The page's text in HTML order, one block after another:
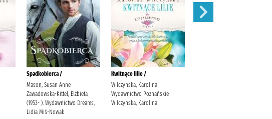
Spadkobierca /
Mason, Susan Anne
Zawadowska-Kittel, Elżbieta
(1953- ). Wydawnictwo Dreams,
Lidia Miś-Nowak
Kwitnące lilie /
Wilczyńska, Karolina
Wydawnictwo Poznańskie
Wilczyńska, Karolina